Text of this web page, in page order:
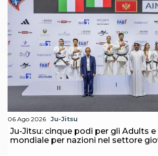
06 Ago 2026 Ju-Jitsu
Ju-Jitsu: cinque podi per gli Adults
mondiale per nazioni nel settore